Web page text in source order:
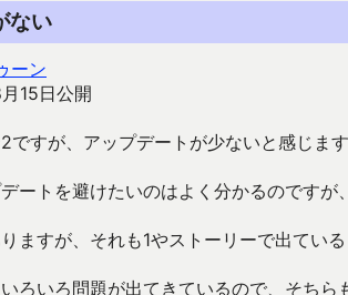
ない
ーン
15日公開
ですが、アップデートが少ないと感じます
ートを避けたいのはよく分かるのです
ますが、それも1やストーリーで出てい
ろいろ問題が出てきているので、そちら